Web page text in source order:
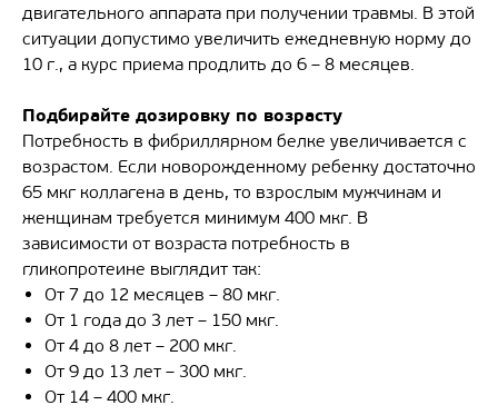
двигательного аппарата при получении травмы. В этой
ситуации допустимо увеличить ежедневную норму до
10 г., а курс приема продлить до 6 – 8 месяцев.
Подбирайте дозировку по возрасту
Потребность в фибриллярном белке увеличивается с
возрастом. Если новорожденному ребенку достаточно
65 мкг коллагена в день, то взрослым мужчинам и
женщинам требуется минимум 400 мкг. В
зависимости от возраста потребность в
гликопротеине выглядит так:
От 7 до 12 месяцев – 80 мкг.
От 1 года до 3 лет – 150 мкг.
От 4 до 8 лет – 200 мкг.
От 9 до 13 лет – 300 мкг.
От 14 – 400 мкг.